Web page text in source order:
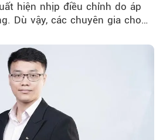
hiện nhịp điều chỉnh do áp
Dù vậy, các chuyên gia cho